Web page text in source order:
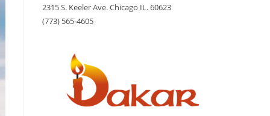
2315 S. Keeler Ave. Chicago IL. 60623
(773) 565-4605